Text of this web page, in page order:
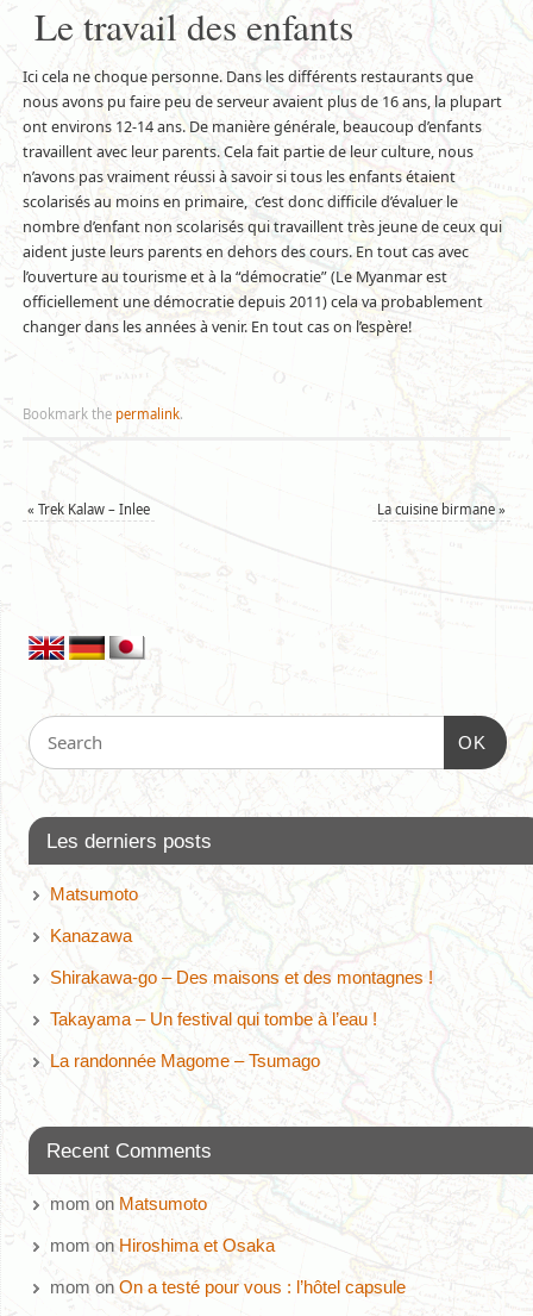
Le travail des enfants
Ici cela ne choque personne. Dans les différents restaurants que
nous avons pu faire peu de serveur avaient plus de 16 ans, la plupart
ont environs 12-14 ans. De manière générale, beaucoup d’enfants
travaillent avec leur parents. Cela fait partie de leur culture, nous
n’avons pas vraiment réussi à savoir si tous les enfants étaient
scolarisés au moins en primaire, c’est donc difficile d’évaluer le
nombre d’enfant non scolarisés qui travaillent très jeune de ceux qui
aident juste leurs parents en dehors des cours. En tout cas avec
l’ouverture au tourisme et à la “démocratie” (Le Myanmar est
officiellement une démocratie depuis 2011) cela va probablement
changer dans les années à venir. En tout cas on l’espère!
Bookmark the permalink.
« Trek Kalaw – Inlee La cuisine birmane»
OK
Les derniers posts
Matsumoto
Kanazawa
Shirakawa-go – Des maisons et des montagnes !
Takayama – Un festival qui tombe à l’eau !
La randonnée Magome – Tsumago
Recent Comments
mom on Matsumoto
mom on Hiroshima et Osaka
mom on On a testé pour vous : l’hôtel capsule